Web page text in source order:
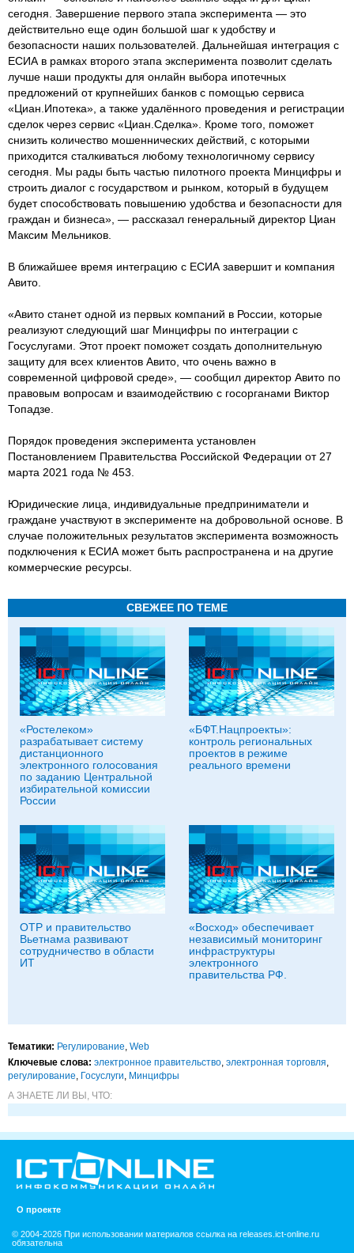
сегодня. Завершение первого этапа эксперимента — это
действительно еще один большой шаг к удобству и
безопасности наших пользователей. Дальнейшая интеграция с
ЕСИА в рамках второго этапа эксперимента позволит сделать
лучше наши продукты для онлайн выбора ипотечных
предложений от крупнейших банков с помощью сервиса
«Циан.Ипотека», а также удалённого проведения и регистрации
сделок через сервис «Циан.Сделка». Кроме того, поможет
снизить количество мошеннических действий, с которыми
приходится сталкиваться любому технологичному сервису
сегодня. Мы рады быть частью пилотного проекта Минцифры и
строить диалог с государством и рынком, который в будущем
будет способствовать повышению удобства и безопасности для
граждан и бизнеса», — рассказал генеральный директор Циан
Максим Мельников.
В ближайшее время интеграцию с ЕСИА завершит и компания
Авито.
«Авито станет одной из первых компаний в России, которые
реализуют следующий шаг Минцифры по интеграции с
Госуслугами. Этот проект поможет создать дополнительную
защиту для всех клиентов Авито, что очень важно в
современной цифровой среде», — сообщил директор Авито по
правовым вопросам и взаимодействию с госорганами Виктор
Топадзе.
Порядок проведения эксперимента установлен
Постановлением Правительства Российской Федерации от 27
марта 2021 года № 453.
Юридические лица, индивидуальные предприниматели и
граждане участвуют в эксперименте на добровольной основе. В
случае положительных результатов эксперимента возможность
подключения к ЕСИА может быть распространена и на другие
коммерческие ресурсы.
СВЕЖЕЕ ПО ТЕМЕ
«Ростелеком»
разрабатывает систему
дистанционного
электронного голосования
по заданию Центральной
избирательной комиссии
России
«БФТ.Нацпроекты»:
контроль региональных
проектов в режиме
реального времени
ОТР и правительство
Вьетнама развивают
сотрудничество в области
ИТ
«Восход» обеспечивает
независимый мониторинг
инфраструктуры
электронного
правительства РФ.
Тематики: Регулирование, Web
Ключевые слова: электронное правительство, электронная торговля,
регулирование, Госуслуги, Минцифры
А ЗНАЕТЕ ЛИ ВЫ, ЧТО:
О проекте
© 2004-2026 При использовании материалов ссылка на releases.ict-online.ru
обязательна